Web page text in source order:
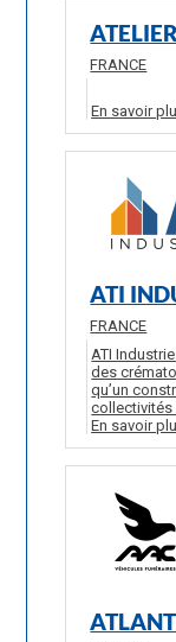
FRANCE
En savoir
ATI
FRANCE
ATI
des
qu’un
collectivités
En savoir